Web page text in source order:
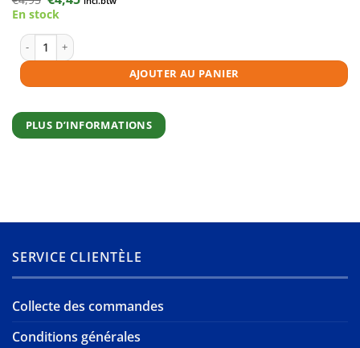
prix
initial
€4,95.
prix
En stock
quantité de Cartouche d'encre compatible Epson T0805 cyan clair
AJOUTER AU PANIER
PLUS D’INFORMATIONS
SERVICE CLIENTÈLE
Collecte des commandes
Conditions générales